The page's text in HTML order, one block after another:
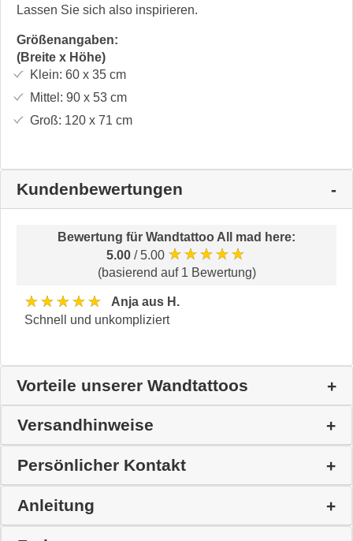
Lassen Sie sich also inspirieren.
Größenangaben:
(Breite x Höhe)
Klein: 60 x 35cm
Mittel: 90 x 53cm
Groß: 120 x 71 cm
Kundenbewertungen
Bewertung für Wandtattoo All mad here:
5.00 / 5.00 ★★★★★
(basierend auf 1 Bewertung)
★★★★★
Anja aus H.
Schnell und unkompliziert
Vorteile unserer Wandtattoos
Versandhinweise
Persönlicher Kontakt
Anleitung